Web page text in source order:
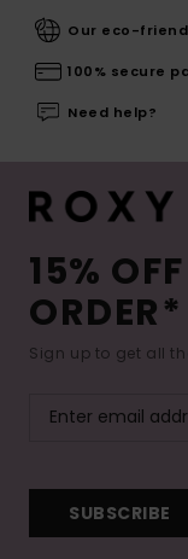
Our eco-
100% secure
Need help?
15%
ORDER*
Sign up to get all
SUBSCRIBE